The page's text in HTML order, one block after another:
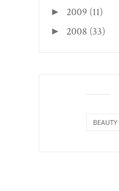
► 2009 (11)
► 2008 (33)
BEAUTY